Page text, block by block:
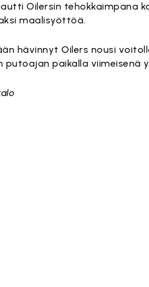
Oilersin tehokkaimpana
maalisyöttöä.
hävinnyt Oilers nousi
putoajan paikalla viimeisenä